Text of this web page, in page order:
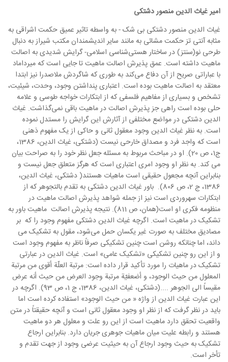
امیر غیاث الدین منصور دشتکی
غیاث الدین منصور دشتکی بی شک - به واسطه تاثیر عمیق حکمت اشراقی به
مثابه آنتی تز حکمت مشائی به مانند سایر اندیشمندان مکتب شیراز به دنبال
طرحی نو(سنتز) در ساختار هستی‌شناسی اسلامی- گرایش شدیدی به اصالت
ماهیت داشته است. عمق پذیرش اصالت ماهیت تا جایی است که میرداماد
با عباراتی صریح از آن دفاع می‌کند به طوری که شاگردش ملاصدرا نیز ابتدا
معتقد به اصالت ماهیت بوده است. اعتباری پنداشتن وجود، وحدت، شیئیت،
تشخص و بسیاری از مفاهیم فلسفی که از ابتکارات خواجه طوسی و علامه
حلی بوده است راهی جز پذیرش اصالت در ماهیت باقی نمی‌گذاشت. غیاث
الدین دشتکی در مواضع مختلفی از آثارش این گرایش را مستدل نموده
است. به نظر غیاث الدین وجود معقول ثانی و حاکی از یک مفهوم ذهنی
است که واجد فرد و مصداق خارحی نیست (دشتکی، غیاث الدین، 1386،
ج1، ص 20). او در مباحث مربوط به مسئله جعل نظر خود را به صراحت بیان
می کند. به نظر او وجود امری اعتباری است که هرگز متعلق جعل نیست و
بنابراین آنچه مجعول حقیقی است ماهیات هستند( دشتکی، غیاث الدین،
1386، ج 2، ص 806). باور غیاث الدین دشتکی به تقدم بالتجوهر که از
ابتکارات سهروردی است نیز از جمله شواهد پذیرش اصالت ماهیت در
منظومه فکری او است(همان، ص 811). نتیجه پذیرش اصالت ماهیت باور به
تشکیک در ماهیت است. اگرچه غیاث الدین دشتکی مفهوم وجود را که بر
مصادیق مختلف به صورت غیر یکسان حمل می‌شود، مقول به تشکیک می
داند، اما چنانکه روشن است چنین تشکیکی صرفاً ناظر به مفهوم وجود است
و از این رو چنین تشکیکی «تشکیک عامی» است. غیاث الدین در عبارتی
تشکیک در ماهیات را مورد تأکید قرار داده است: مرتبة العلّة أقوی من مرتبة
المعلول من حیث الوجود، و أضعفیّة مرتبة وجود العرض من حیث أنه عرض
مقیساً الی الجوهر ....(دشتکی، غیاث الدین، 1386، ج 1، ص 93). اگرچه در
این عبارت غیاث الدین از واژه « من حیث الوجود» استفاده کرده است اما
باید در نظر گرفت که از نظر او وجود معقول ثانی است و آنچه حقیقتاً در متن
واقعیت تحقق دارد ماهیت است از این رو علت و معلول هر دو ماهیت
هستند و رابطه علیت میان ماهیات جوهری جریان دارد. بنابراین ارجاع
تشکیک به حیث وجود ارجاع آن به حیثیت عرضی وجود از جهت تقدم و
تأخر است.